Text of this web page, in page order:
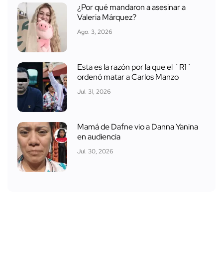
¿Por qué mandaron a asesinar a
Valeria Márquez?
Ago. 3, 2026
Esta es la razón por la que el ´R1´
ordenó matar a Carlos Manzo
Jul. 31, 2026
Mamá de Dafne vio a Danna Yanina
en audiencia
Jul. 30, 2026